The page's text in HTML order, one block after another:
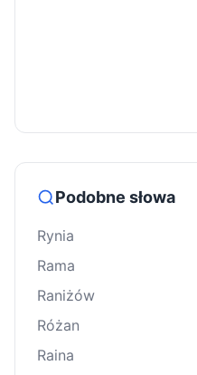
Podobne słowa
Rynia
Rama
Raniżów
Różan
Raina